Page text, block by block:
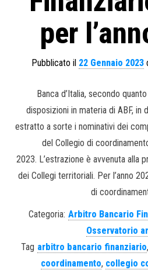
per
Pubblicato il 22 Gennaio 2023
Banca d’Italia, secondo
disposizioni in materia di ABF, in
estratto a sorte i nominativi dei
del Collegio di
2023. L’estrazione è avvenuta alla
dei Collegi territoriali. Per l’anno
di
Categoria: Arbitro Bancario
Osservatorio
Tag arbitro bancario finanziario,
coordinamento, collegio